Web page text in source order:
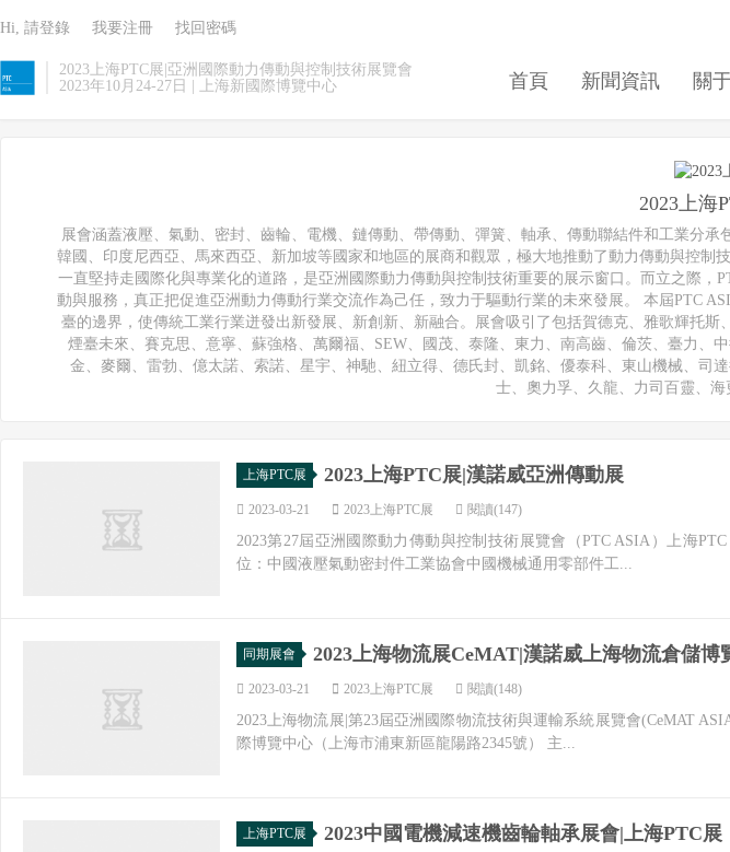
2023上海PTC展|亞洲國際動力傳動與控制技術展覽會
2023年10月24-27日 | 上海新國際博覽中心
首頁 新聞資訊 關
Hi, 請登錄 我要注冊 找回密碼
2023上海
展會涵蓋液壓、氣動、密封、齒輪、電機、鏈傳動、帶傳動、彈簧、軸承、傳動聯結件和工業分
韓國、印度尼西亞、馬來西亞、新加坡等國家和地區的展商和觀眾，極大地推動了動力傳動與控制
一直堅持走國際化與專業化的道路，是亞洲國際動力傳動與控制技術重要的展示窗口。而立之際
動與服務，真正把促進亞洲動力傳動行業交流作為己任，致力于驅動行業的未來發展。 本屆PTC
臺的邊界，使傳統工業行業迸發出新發展、新創新、新融合。展會吸引了包括賀德克、雅歌輝托
煙臺未來、賽克思、意寧、蘇強格、萬爾福、SEW、國茂、泰隆、東力、南高齒、倫茨、臺力
金、麥爾、雷勃、億太諾、索諾、星宇、神馳、紐立得、德氏封、凱銘、優泰科、東山機械、
士、奧力孚、久龍、力司百靈、海
上海PTC展 2023上海PTC展|漢諾威亞洲傳動展
2023-03-21 2023上海PTC展 閱讀(147)
2023第27屆亞洲國際動力傳動與控制技術展覽會（PTC ASIA）上海
位：中國液壓氣動密封件工業協會中國機械通用零部件工...
同期展會 2023上海物流展CeMAT|漢諾威上海物流倉儲博
2023-03-21 2023上海PTC展 閱讀(148)
2023上海物流展|第23屆亞洲國際物流技術與運輸系統展覽會(CeMAT
際博覽中心（上海市浦東新區龍陽路2345號） 主...
上海PTC展 2023中國電機減速機齒輪軸承展會|上海PTC展